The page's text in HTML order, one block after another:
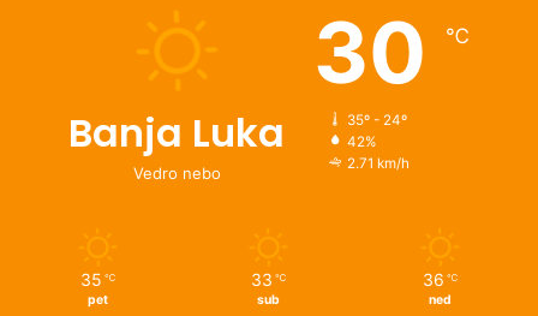
Banja Luka
Vedro nebo
30 ℃
35º - 24º
42%
2.71 km/h
35 ℃
pet
33 ℃
sub
36 ℃
ned